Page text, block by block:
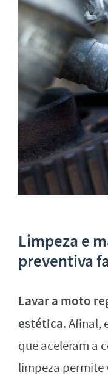
Limpeza e
preventiva
Lavar a moto
estética. Afinal,
que aceleram a
limpeza permite